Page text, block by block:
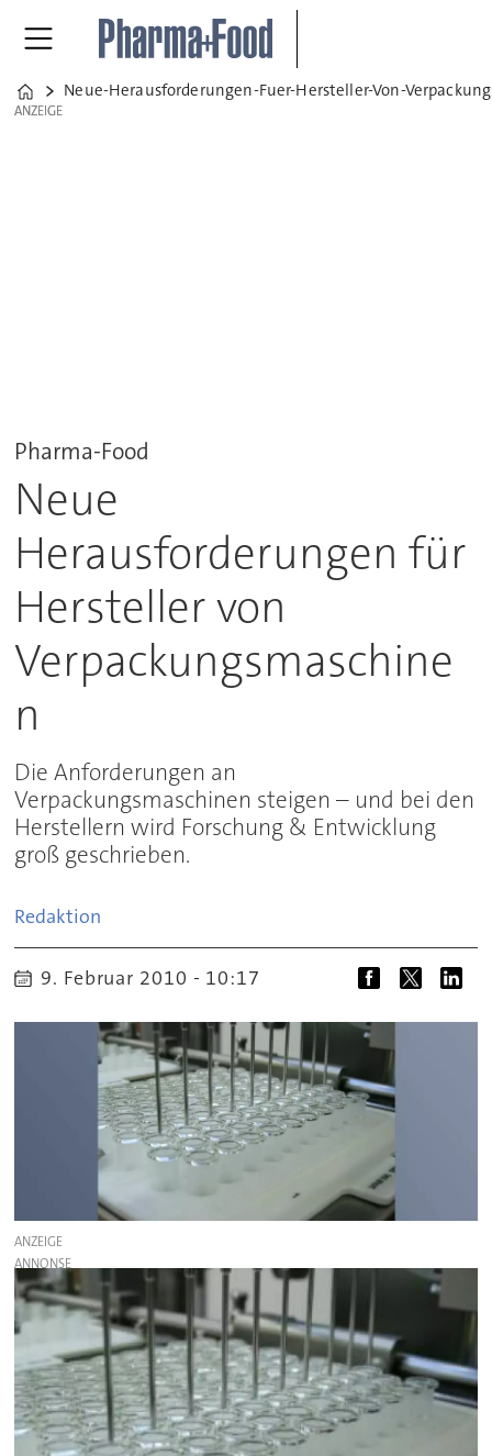
Home
Neue-Herausforderungen-Fuer-Hersteller-Von-
ANZEIGE
ANZEIGE
Pharma-Food
Neue
Herausforderungen für
Hersteller von
Verpackungsmaschine
n
Die Anforderungen an
Verpackungsmaschinen steigen – und bei den
Herstellern wird Forschung & Entwicklung
groß geschrieben.
Redaktion
9. Februar 2010 - 10:17
ANZEIGE